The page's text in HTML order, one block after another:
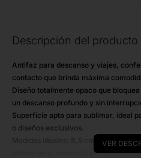
Descripción del producto
Antifaz para descanso y viajes,
contacto que brinda máxima
Diseño totalmente opaco que
un descanso profundo y sin
Superficie apta para sublimar, ideal
o diseños exclusivos.
Medidas ideales: 8,5 cm de alto por
óptima de la zona ocular.
VER